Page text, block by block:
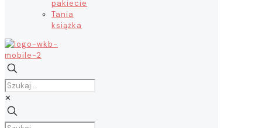
pakiecie
Tania
książka
✕